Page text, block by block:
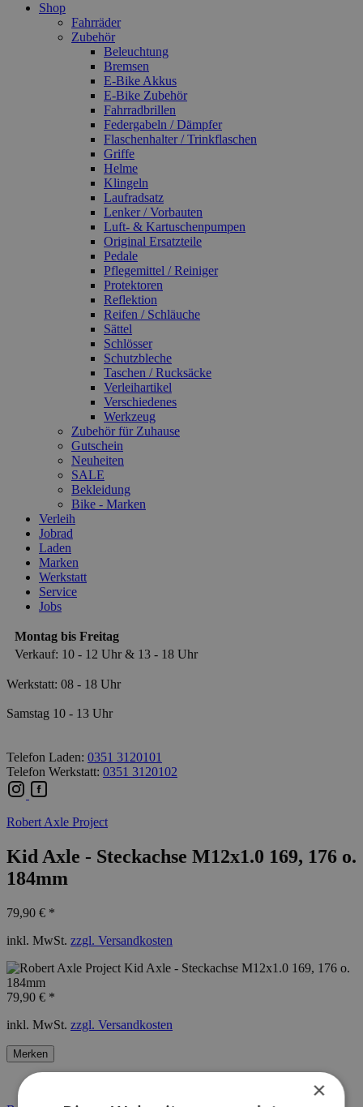
Shop
Fahrräder
Zubehör
Beleuchtung
Bremsen
E-Bike Akkus
E-Bike Zubehör
Fahrradbrillen
Federgabeln / Dämpfer
Flaschenhalter / Trinkflaschen
Griffe
Helme
Klingeln
Laufradsatz
Lenker / Vorbauten
Luft- & Kartuschenpumpen
Original Ersatzteile
Pedale
Pflegemittel / Reiniger
Protektoren
Reflektion
Reifen / Schläuche
Sättel
Schlösser
Schutzbleche
Taschen / Rucksäcke
Verleihartikel
Verschiedenes
Werkzeug
Zubehör für Zuhause
Gutschein
Neuheiten
SALE
Bekleidung
Bike - Marken
Verleih
Jobrad
Laden
Marken
Werkstatt
Service
Jobs
Montag bis Freitag
Verkauf: 10 - 12 Uhr & 13 - 18 Uhr
Werkstatt: 08 - 18 Uhr
Samstag 10 - 13 Uhr
Telefon Laden: 0351 3120101
Telefon Werkstatt: 0351 3120102
Robert Axle Project
Kid Axle - Steckachse M12x1.0 169, 176 o.
184mm
79,90 € *
inkl. MwSt. zzgl. Versandkosten
79,90 € *
inkl. MwSt. zzgl. Versandkosten
Merken
×